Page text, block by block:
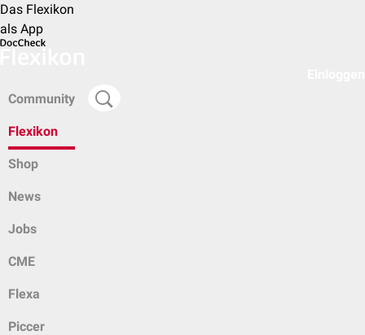
Das Flexikon
als App
Community
Flexikon
Shop
News
Jobs
CME
Flexa
Piccer